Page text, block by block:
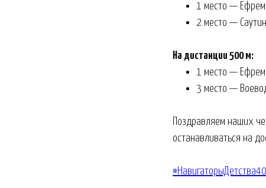
1 место —
2 место —
На дистанции 500 м:
1 место —
3 место —
Поздравляем наших
останавливаться на
#НавигаторыДетства40